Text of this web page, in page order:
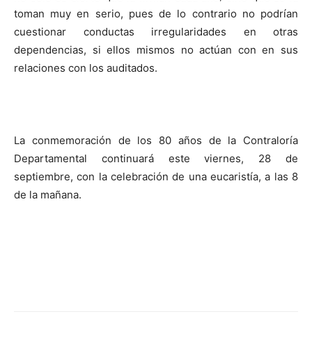
toman muy en serio, pues de lo contrario no podrían
cuestionar conductas irregularidades en otras
dependencias, si ellos mismos no actúan con en sus
relaciones con los auditados.
La conmemoración de los 80 años de la Contraloría
Departamental continuará este viernes, 28 de
septiembre, con la celebración de una eucaristía, a las 8
de la mañana.